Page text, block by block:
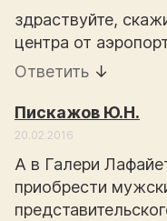
здраствуйте,
центра от
Ответить ↓
Пискажов Ю.Н.
20.02.2016
А в Галери
приобрести